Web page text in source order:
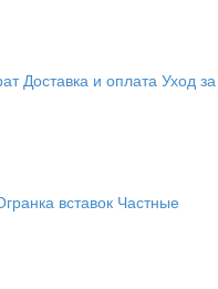
Доставка и оплата Уход за
вставок Частные